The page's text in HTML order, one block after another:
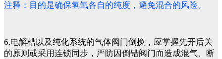
注释：目的是确保氢氧各自的纯度，避免混合的风险。
6.电解槽以及纯化系统的气体阀门倒换，应掌握先开后关
的原则或采用连锁同步，严防因倒错阀门而造成混气、断